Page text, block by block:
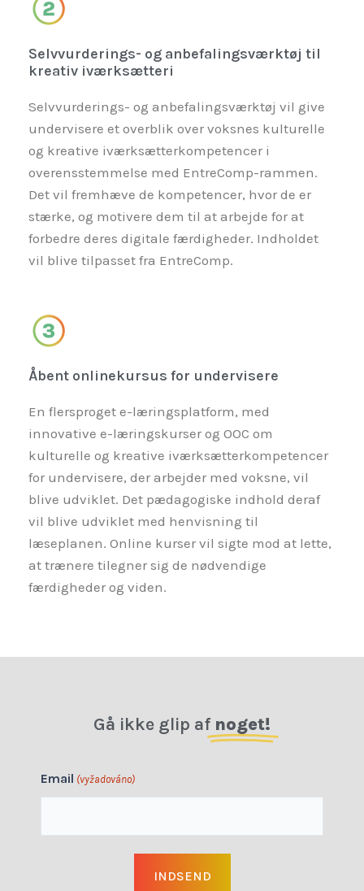
Selvvurderings- og anbefalingsværktøj til
kreativ iværksætteri
Selvvurderings- og anbefalingsværktøj vil give
undervisere et overblik over voksnes kulturelle
og kreative iværksætterkompetencer i
overensstemmelse med EntreComp-rammen.
Det vil fremhæve de kompetencer, hvor de er
stærke, og motivere dem til at arbejde for at
forbedre deres digitale færdigheder. Indholdet
vil blive tilpasset fra EntreComp.
Åbent onlinekursus for undervisere
En flersproget e-læringsplatform, med
innovative e-læringskurser og OOC om
kulturelle og kreative iværksætterkompetencer
for undervisere, der arbejder med voksne, vil
blive udviklet. Det pædagogiske indhold deraf
vil blive udviklet med henvisning til
læseplanen. Online kurser vil sigte mod at lette,
at trænere tilegner sig de nødvendige
færdigheder og viden.
Gå ikke glip af noget!
Email (vyžadováno)